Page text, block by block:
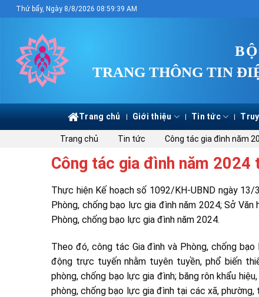
Skip
to
content
Thứ bẩy, Ngày 8/8/2026 08:59:39 AM
TRANG THÔNG TIN
Trang chủ Giới thiệu Tin tức
Trang chủ Tin tức Công tác gia đình năm
Công tác gia đình năm 2024
Thực hiện Kế hoạch số 1092/KH-UBND ngày
Phòng, chống bạo lực gia đình năm 2024; Sở
Phòng, chống bạo lực gia đình năm 2024.
Theo đó, công tác Gia đình và Phòng, chống
động trực tuyến nhằm tuyên tuyền, phổ biến
phòng, chống bạo lực gia đình; băng rôn khẩu
phòng, chống bạo lực gia đình tại các xã,